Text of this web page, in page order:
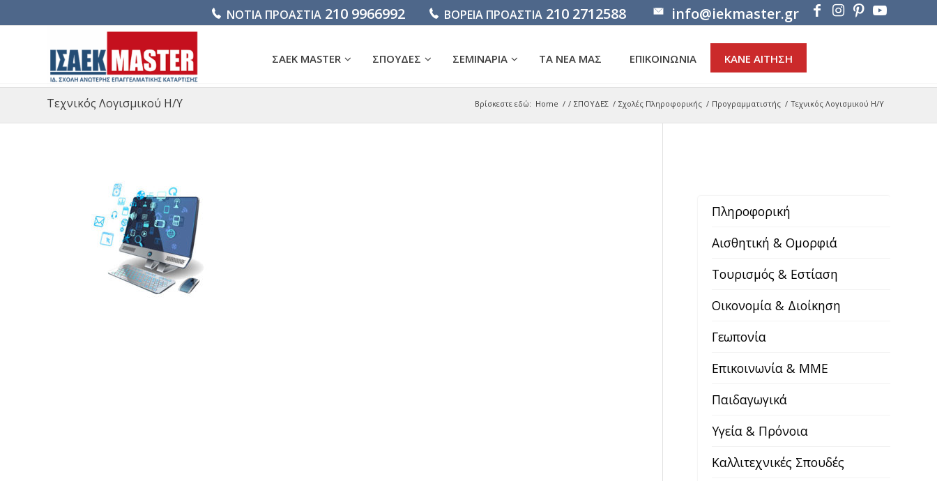
ΝΟΤΙΑ ΠΡΟΑΣΤΙΑ 210 9966992 ΒΟΡΕΙΑ ΠΡΟΑΣΤΙΑ 210 2712588 info@iekmaster.gr
ΣΑΕΚ MASTER ΣΠΟΥΔΕΣ ΣΕΜΙΝΑΡΙΑ ΤΑ ΝΕΑ ΜΑΣ ΕΠΙΚΟΙΝΩΝΙΑ ΚΑΝΕ ΑΙΤΗΣΗ
Τεχνικός Λογισμικού Η/Υ Βρίσκεστε εδώ: Home / / ΣΠΟΥΔΕΣ / Σχολές Πληροφορικής / Προγραμματιστής / Τεχνικός Λογισμικού Η/Υ
Πληροφορική
Αισθητική & Ομορφιά
Τουρισμός & Εστίαση
Οικονομία & Διοίκηση
Γεωπονία
Επικοινωνία & ΜΜΕ
Παιδαγωγικά
Υγεία & Πρόνοια
Καλλιτεχνικές Σπουδές